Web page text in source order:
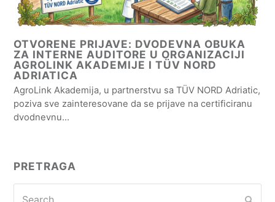
OTVORENE PRIJAVE: DVODEVNA OBUKA
ZA INTERNE AUDITORE U ORGANIZACIJI
AGROLINK AKADEMIJE I TÜV NORD
ADRIATICA
AgroLink Akademija, u partnerstvu sa TÜV NORD Adriatic,
poziva sve zainteresovane da se prijave na certificiranu
dvodnevnu…
PRETRAGA